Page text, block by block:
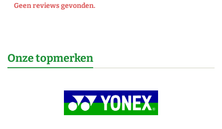
Geen reviews gevonden.
Onze topmerken